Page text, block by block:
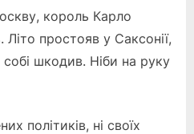
Повість
король Карло
Літо простояв у Саксонії,
шкодив. Ніби на руку
політиків, ні своїх